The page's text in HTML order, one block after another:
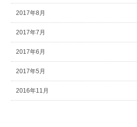
2017年8月
2017年7月
2017年6月
2017年5月
2016年11月